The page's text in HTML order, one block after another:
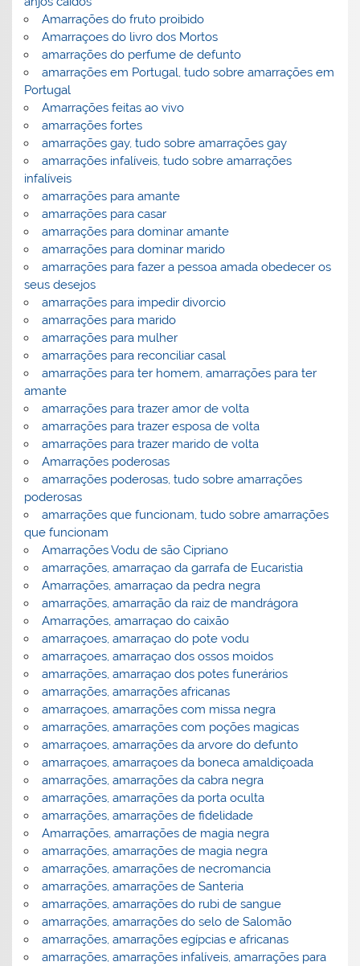
Amarrações do fruto proibido
Amarraçoes do livro dos Mortos
amarrações do perfume de defunto
amarrações em Portugal, tudo sobre amarrações em
Portugal
Amarrações feitas ao vivo
amarrações fortes
amarrações gay, tudo sobre amarrações gay
amarrações infalíveis, tudo sobre amarrações
infalíveis
amarrações para amante
amarrações para casar
amarrações para dominar amante
amarrações para dominar marido
amarrações para fazer a pessoa amada obedecer os
seus desejos
amarrações para impedir divorcio
amarrações para marido
amarrações para mulher
amarrações para reconciliar casal
amarrações para ter homem, amarrações para ter
amante
amarrações para trazer amor de volta
amarrações para trazer esposa de volta
amarrações para trazer marido de volta
Amarrações poderosas
amarrações poderosas, tudo sobre amarrações
poderosas
amarrações que funcionam, tudo sobre amarrações
que funcionam
Amarrações Vodu de são Cipriano
amarrações, amarraçao da garrafa de Eucaristia
Amarrações, amarraçao da pedra negra
amarrações, amarração da raiz de mandrágora
Amarrações, amarraçao do caixão
amarraçoes, amarraçao do pote vodu
amarraçoes, amarraçao dos ossos moidos
amarrações, amarraçao dos potes funerários
amarrações, amarrações africanas
amarraçoes, amarrações com missa negra
amarrações, amarrações com poções magicas
amarraçoes, amarrações da arvore do defunto
amarraçoes, amarraçoes da boneca amaldiçoada
amarrações, amarrações da cabra negra
amarrações, amarrações da porta oculta
amarrações, amarrações de fidelidade
Amarrações, amarrações de magia negra
amarrações, amarrações de magia negra
amarrações, amarrações de necromancia
amarrações, amarrações de Santeria
amarrações, amarrações do rubi de sangue
amarrações, amarrações do selo de Salomão
amarrações, amarrações egípcias e africanas
amarrações, amarrações infalíveis, amarrações para